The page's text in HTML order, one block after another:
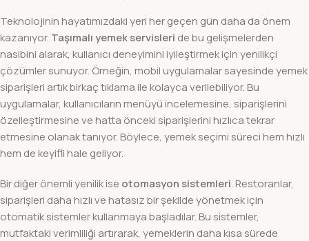
Teknolojinin hayatımızdaki yeri her geçen gün daha da önem
kazanıyor. Taşımalı yemek servisleri de bu gelişmelerden
nasibini alarak, kullanıcı deneyimini iyileştirmek için yenilikçi
çözümler sunuyor. Örneğin, mobil uygulamalar sayesinde yemek
siparişleri artık birkaç tıklama ile kolayca verilebiliyor. Bu
uygulamalar, kullanıcıların menüyü incelemesine, siparişlerini
özelleştirmesine ve hatta önceki siparişlerini hızlıca tekrar
etmesine olanak tanıyor. Böylece, yemek seçimi süreci hem hızlı
hem de keyifli hale geliyor.
Bir diğer önemli yenilik ise otomasyon sistemleri. Restoranlar,
siparişleri daha hızlı ve hatasız bir şekilde yönetmek için
otomatik sistemler kullanmaya başladılar. Bu sistemler,
mutfaktaki verimliliği artırarak, yemeklerin daha kısa sürede